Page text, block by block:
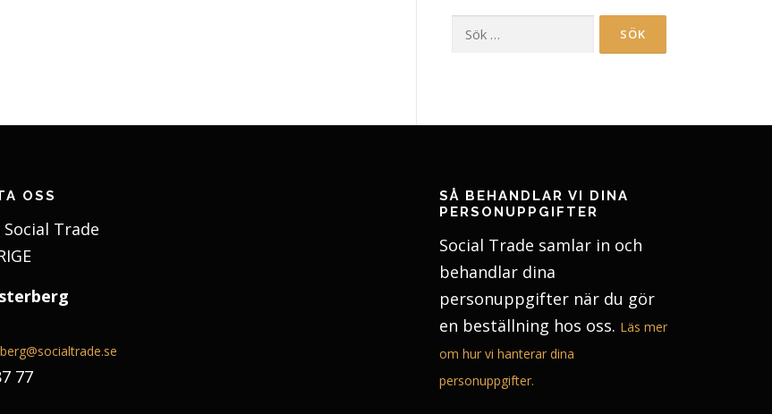
efter:
OSS
Trade
77
SÅ BEHANDLAR VI DINA
PERSONUPPGIFTER
Social Trade samlar in och
behandlar dina
personuppgifter när du gör
en beställning hos oss. Läs mer
om hur vi hanterar dina
personuppgifter.